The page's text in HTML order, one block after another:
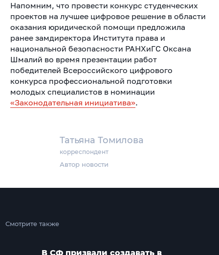
Татьяна Томилова
корреспондент
Автор новости
Напомним, что провести конкурс студенческих
проектов на лучшее цифровое решение в области
оказания юридической помощи предложила
ранее замдиректора Института права и
национальной безопасности РАНХиГС Оксана
Шмалий во время презентации работ
победителей Всероссийского цифрового
конкурса профессиональной подготовки
молодых специалистов в номинации
«Законодательная инициатива».
Смотрите также
В СФ призвали создавать в